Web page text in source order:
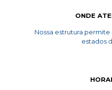
ONDE
Nossa estrutura
estados